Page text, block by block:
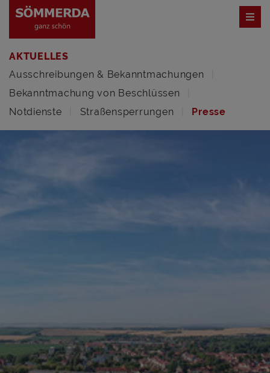
AKTUELLES
Ausschreibungen & Bekanntmachungen
Bekanntmachung von Beschlüssen
Notdienste
Straßensperrungen Presse